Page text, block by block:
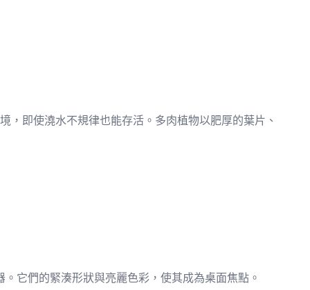
即使澆水不規律也能存活。多肉植物以肥厚的葉片、
它們的緊湊形狀與亮麗色彩，使其成為桌面焦點。